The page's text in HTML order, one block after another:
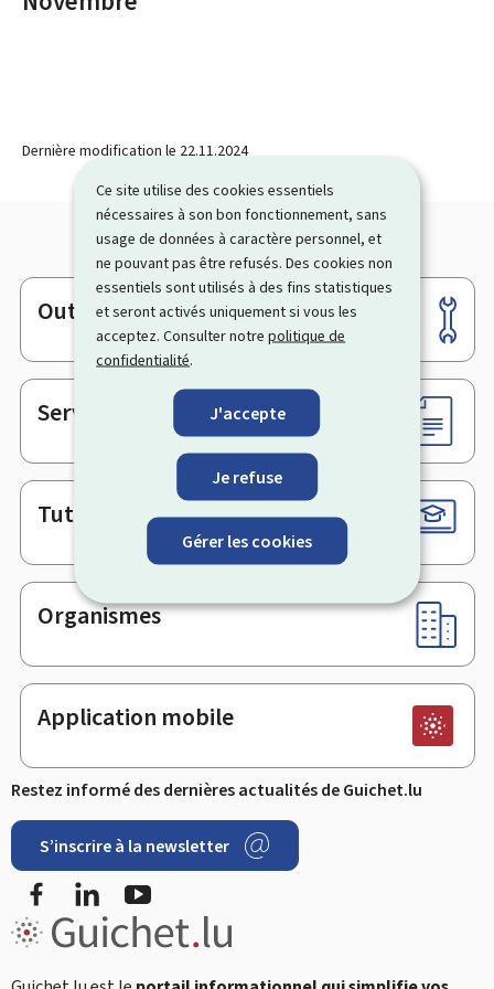
Ce site utilise des cookies essentiels
nécessaires à son bon fonctionnement, sans
usage de données à caractère personnel, et
ne pouvant pas être refusés. Des cookies non
essentiels sont utilisés à des fins statistiques
et seront activés uniquement si vous les
acceptez. Consulter notrepolitique de
confidentialité.
J'accepte
Je refuse
Gérer les cookies
Dernière modification le 22.11.2024
Pied
de
page
Outils
Services en ligne & Formulaires
Tutoriels
Organismes
Application mobile
Restez informé des dernières actualités de Guichet.lu
S’inscrire à la newsletter
FacebookLinkedIn